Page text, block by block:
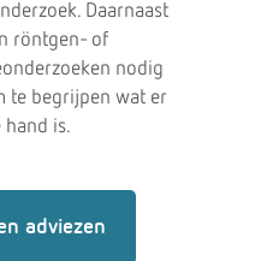
Daarnaast
röntgen- of
nodig
te begrijpen wat er
hand is.
adviezen